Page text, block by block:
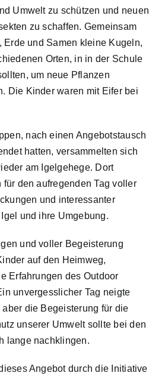
Umwelt zu schützen und neuen
zu schaffen. Gemeinsam
Erde und Samen kleine Kugeln,
Orten, in in der Schule
um neue Pflanzen
Die Kinder waren mit Eifer bei
nach einen Angebotstausch
hatten, versammelten sich
am Igelgehege. Dort
für den aufregenden Tag voller
und interessanter
und ihre Umgebung.
und voller Begeisterung
auf den Heimweg,
Erfahrungen des Outdoor
unvergesslicher Tag neigte
die Begeisterung für die
unserer Umwelt sollte bei den
lange nachklingen.
Angebot durch die Initiative